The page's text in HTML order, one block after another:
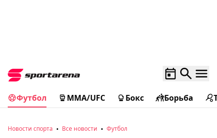
Футбол MMA/UFC Бокс Борьба
Новости спорта Все новости Футбол